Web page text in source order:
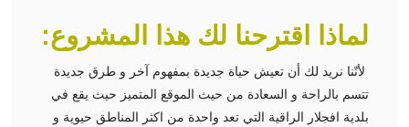
لماذا اقترحنا لك هذا المشروع:
لأنّنا نريد لك أن تعيش حياة جديدة بمفهوم آخر و طرق جديدة
تتسم بالراحة و السعادة من حيث الموقع المتميز حيث يقع في
بلدية افجلار الراقية التي تعد واحدة من اكثر المناطق حيوية و